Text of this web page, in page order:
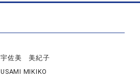
宇佐美 美紀子
USAMI MIKIKO